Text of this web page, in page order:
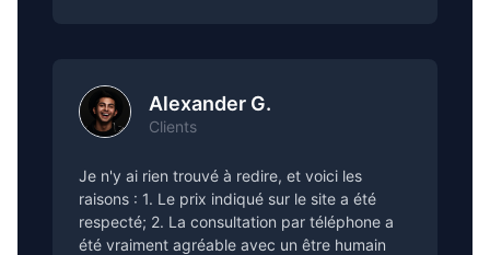
Alexander G.
Clients
Je n'y ai rien trouvé à redire, et voici les
raisons : 1. Le prix indiqué sur le site a été
respecté; 2. La consultation par téléphone a
été vraiment agréable avec un être humain